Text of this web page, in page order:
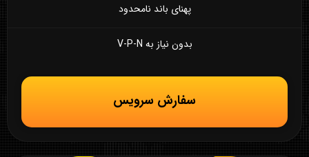
پهنای باند نامحدود
بدون نیاز به V-P-N
سفارش سرویس